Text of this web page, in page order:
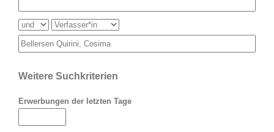
Weitere Suchkriterien
Erwerbungen der letzten Tage